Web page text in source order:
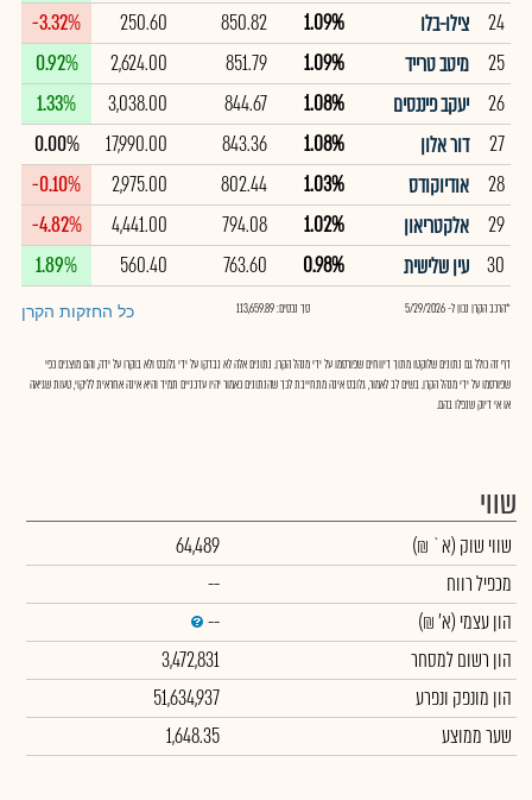
24
צילו-בלו 1.09%
850.82
250.60
-3.32%
25
מיטב טרייד 1.09%
851.79
2,624.00
0.92%
26
יעקב פיננסים 1.08%
844.67
3,038.00
1.33%
27
דור אלון 1.08%
843.36
17,990.00
0.00%
28
אודיוקודס 1.03%
802.44
2,975.00
-0.10%
29
אלקטריאון 1.02%
794.08
4,441.00
-4.82%
30
עין שלישית 0.98%
763.60
560.40
1.89%
*הרכב הקרן נכון ל- 5/29/2026 סך נכסים: 113,659.89 כל החזקות הקרן
דף זה כולל גם נתונים שלוקטו מתוך דיווחים שפורסמו על ידי מנהל הקרן. נתונים אלה לא נבדקו על ידי גלובס ולא בוקרו על ידה, והם מוצגים כפי
שפורסמו על ידי מנהל הקרן. בשים לב לאמור, גלובס אינה מתחייבת לכך שהנתונים כאמור יהיו עדכניים תמיד והיא אינה אחראית לליקוי, טעות שגיאה
או אי דיוק שנפלו בהם.
שווי
שווי שוק (א` ₪)
64,489
מכפיל רווח
--
הון עצמי (א' ₪)
--
הון רשום למסחר
3,472,831
הון מונפק ונפרע
51,634,937
שער ממוצע
1,648.35